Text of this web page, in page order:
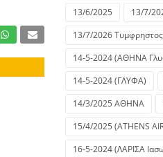
13/6/2025
13/7/
13/7/2026
14-5-2024 (ΑΘΗΝΑ
14-5-2024 (ΓΛΥΦΑ)
14/3/2025 ΑΘΗΝΑ
15/4/2025 (ATHENS
16-5-2024 (ΛΑΡΙΣΑ